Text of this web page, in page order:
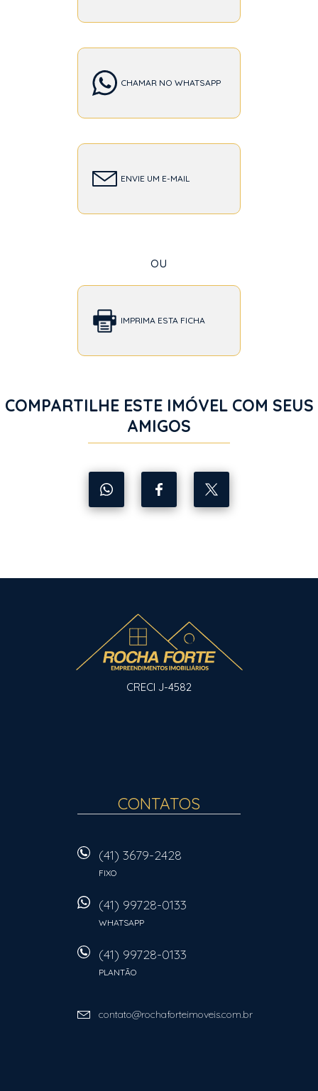
CHAMAR NO WHATSAPP
ENVIE UM E-MAIL
ou
IMPRIMA ESTA FICHA
COMPARTILHE ESTE IMÓVEL COM SEUS
AMIGOS
CRECI J-4582
CONTATOS
(41) 3679-2428
FIXO
(41) 99728-0133
WHATSAPP
(41) 99728-0133
PLANTÃO
contato@rochaforteimoveis.com.br